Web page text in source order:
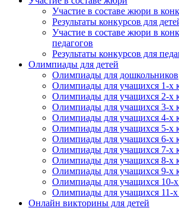
Участие в составе жюри в
Результаты конкурсов для
Участие в составе жюри в
педагогов
Результаты конкурсов для
Олимпиады для детей
Олимпиады для дошкольников
Олимпиады для учащихся 1-х
Олимпиады для учащихся 2-х
Олимпиады для учащихся 3-х
Олимпиады для учащихся 4-х
Олимпиады для учащихся 5-х
Олимпиады для учащихся 6-х
Олимпиады для учащихся 7-х
Олимпиады для учащихся 8-х
Олимпиады для учащихся 9-х
Олимпиады для учащихся 10-х
Олимпиады для учащихся 11-х
Онлайн викторины для детей
Организация
Подписаться
Нажимая на кнопку, вы даете
персональных данных согласно